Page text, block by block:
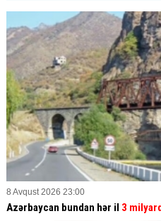
8 Avqust 2026 23:00
Azərbaycan bundan hər il 3